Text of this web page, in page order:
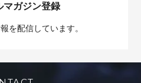
マガジン登録
を配信しています。